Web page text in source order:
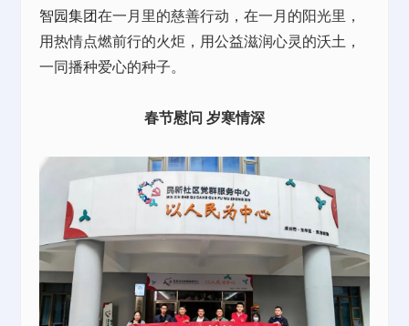
智园集团在一月里的慈善行动，在一月的阳光里，
用热情点燃前行的火炬，用公益滋润心灵的沃土，
一同播种爱心的种子。
春节慰问 岁寒情深